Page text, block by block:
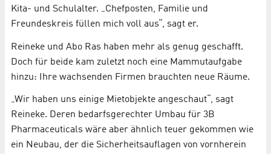
Kita- und Schulalter. „Chefposten, Familie und
Freundeskreis füllen mich voll aus“, sagt er.
Reineke und Abo Ras haben mehr als genug geschafft.
Doch für beide kam zuletzt noch eine Mammutaufgabe
hinzu: Ihre wachsenden Firmen brauchten neue Räume.
„Wir haben uns einige Mietobjekte angeschaut“, sagt
Reineke. Deren bedarfsgerechter Umbau für 3B
Pharmaceuticals wäre aber ähnlich teuer gekommen wie
ein Neubau, der die Sicherheitsauflagen von vornherein